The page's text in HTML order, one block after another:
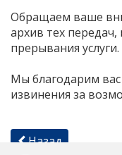
Обращаем ваше
архив тех
прерывания услуги.
Мы благодарим
извинения за
Назад